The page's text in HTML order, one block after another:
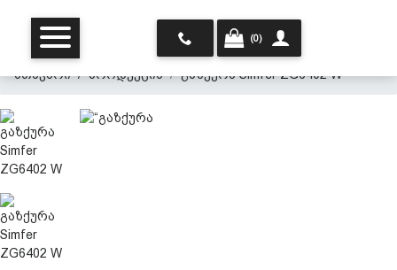
მთავარი
(0)
მთავარი პროდუქცია გაზქურა Simfer ZG6402 W